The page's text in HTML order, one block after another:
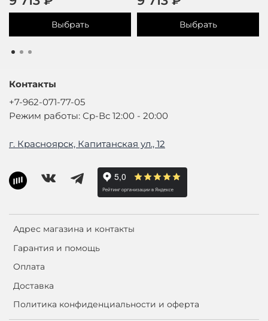
Выбрать Выбрать
Адрес магазина и контакты
Гарантия и помощь
Оплата
Доставка
Политика конфиденциальности и оферта
Контакты
+7-962-071-77-05
Режим работы: Ср-Вс 12:00 - 20:00
г. Красноярск, Капитанская ул., 12